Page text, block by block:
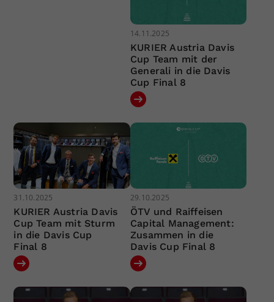
14.11.2025
KURIER Austria Davis
Cup Team mit der
Generali in die Davis
Cup Final 8
31.10.2025
KURIER Austria Davis
Cup Team mit Sturm
in die Davis Cup
Final 8
29.10.2025
ÖTV und Raiffeisen
Capital Management:
Zusammen in die
Davis Cup Final 8